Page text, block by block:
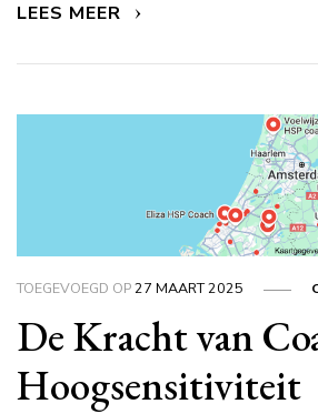
LEES MEER
TOEGEVOEGD OP27 MAART 2025
De Kracht van
Hoogsensitiviteit